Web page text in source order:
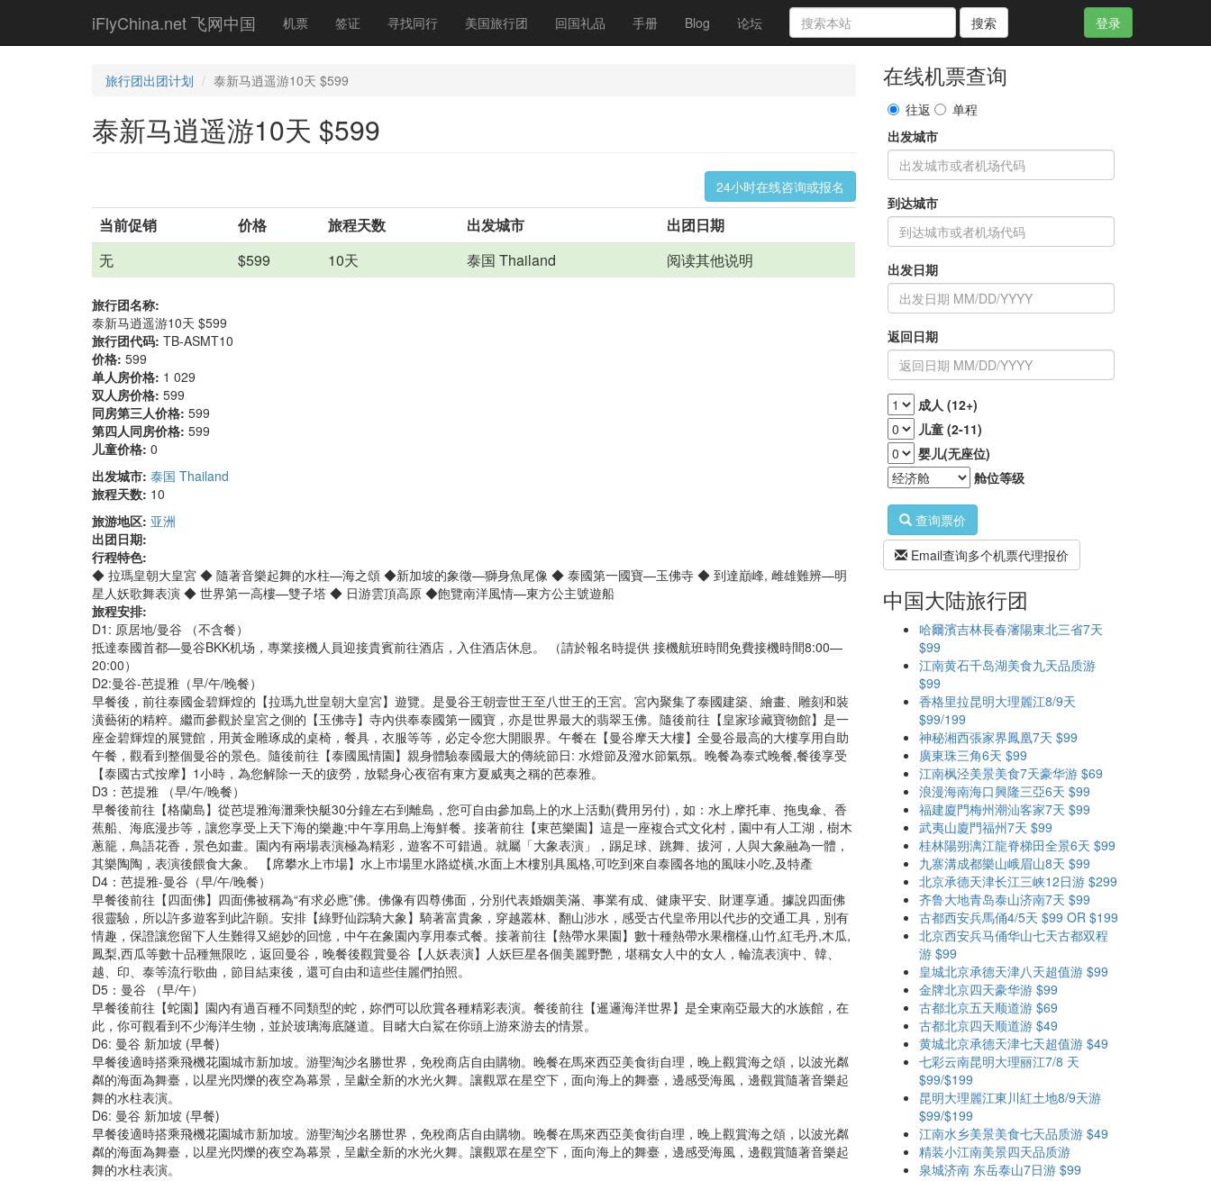
main
iFlyChina.net 飞网中国 机票 签证 寻找同行 美国旅行团 回国礼品 手册 Blog 论坛 搜索 登录
旅行团出团计划 泰新马逍遥游10天 $599
泰新马逍遥游10天 $599
24小时在线咨询或报名
当前促销 价格 旅程天数 出发城市
出团日期
无
$599 10天 泰国 Thailand 阅读其他说明
旅行团名称:
泰新马逍遥游10天 $599
旅行团代码: TB-ASMT10
价格: 599
单人房价格: 1 029
双人房价格: 599
同房第三人价格: 599
第四人同房价格: 599
儿童价格: 0
出发城市: 泰国 Thailand
旅程天数: 10
旅游地区: 亚洲
出团日期:
行程特色:
◆ 拉瑪皇朝大皇宮 ◆ 隨著音樂起舞的水柱—海之頌 ◆新加坡的象徵—獅身魚尾像 ◆ 泰國第一國寶—玉佛寺 ◆ 到達巔峰, 雌雄難辨—明
星人妖歌舞表演 ◆ 世界第一高樓—雙子塔 ◆ 日游雲頂高原 ◆飽覽南洋風情—東方公主號遊船
旅程安排:
D1: 原居地/曼谷 （不含餐）
抵達泰國首都—曼谷BKK机场，專業接機人員迎接貴賓前往酒店，入住酒店休息。 （請於報名時提供 接機航班時間免費接機時間8:00—
20:00）
D2:曼谷-芭提雅（早/午/晚餐）
早餐後，前往泰國金碧輝煌的【拉瑪九世皇朝大皇宮】遊覽。是曼谷王朝壹世王至八世王的王宮。宮內聚集了泰國建築、繪畫、雕刻和裝
潢藝術的精粹。繼而參觀於皇宮之側的【玉佛寺】寺內供奉泰國第一國寶，亦是世界最大的翡翠玉佛。隨後前往【皇家珍藏寶物館】是一
座金碧輝煌的展覽館，用黃金雕琢成的桌椅，餐具，衣服等等，必定令您大開眼界。午餐在【曼谷摩天大樓】全曼谷最高的大樓享用自助
午餐，觀看到整個曼谷的景色。隨後前往【泰國風情園】親身體驗泰國最大的傳統節日: 水燈節及潑水節氣氛。晚餐為泰式晚餐,餐後享受
【泰國古式按摩】1小時，為您解除一天的疲勞，放鬆身心夜宿有東方夏威夷之稱的芭泰雅。
D3：芭提雅 （早/午/晚餐）
早餐後前往【格蘭島】從芭堤雅海灘乘快艇30分鐘左右到離島，您可自由參加島上的水上活動(費用另付)，如：水上摩托車、拖曳傘、香
蕉船、海底漫步等，讓您享受上天下海的樂趣;中午享用島上海鮮餐。接著前往【東芭樂園】這是一座複合式文化村，園中有人工湖，樹木
蔥籠，鳥語花香，景色如畫。園內有兩場表演極為精彩，遊客不可錯過。就屬「大象表演」，踢足球、跳舞、拔河，人與大象融為一體，
其樂陶陶，表演後餵食大象。 【席攀水上巿場】水上巿場里水路緃橫,水面上木樓別具風格,可吃到來自泰國各地的風味小吃,及特產
D4：芭提雅-曼谷（早/午/晚餐）
早餐後前往【四面佛】四面佛被稱為“有求必應”佛。佛像有四尊佛面，分別代表婚姻美滿、事業有成、健康平安、財運享通。據說四面佛
很靈驗，所以許多遊客到此許願。安排【綠野仙踪騎大象】騎著富貴象，穿越叢林、翻山涉水，感受古代皇帝用以代步的交通工具，別有
情趣，保證讓您留下人生難得又絕妙的回憶，中午在象園內享用泰式餐。接著前往【熱帶水果園】數十種熱帶水果榴櫣,山竹,紅毛丹,木瓜,
鳳梨,西瓜等數十品種無限吃，返回曼谷，晚餐後觀賞曼谷【人妖表演】人妖巨星各個美麗野艷，堪稱女人中的女人，輪流表演中、韓、
越、印、泰等流行歌曲，節目結束後，還可自由和這些佳麗們拍照。
D5：曼谷 （早/午）
早餐後前往【蛇園】園內有過百種不同類型的蛇，妳們可以欣賞各種精彩表演。餐後前往【暹邏海洋世界】是全東南亞最大的水族館，在
此，你可觀看到不少海洋生物，並於玻璃海底隧道。目睹大白鯊在你頭上游來游去的情景。
D6: 曼谷 新加坡 (早餐)
早餐後適時搭乘飛機花園城市新加坡。游聖淘沙名勝世界，免稅商店自由購物。晚餐在馬來西亞美食街自理，晚上觀賞海之頌，以波光粼
粼的海面為舞臺，以星光閃爍的夜空為幕景，呈獻全新的水光火舞。讓觀眾在星空下，面向海上的舞臺，邊感受海風，邊觀賞隨著音樂起
舞的水柱表演。
D6: 曼谷 新加坡 (早餐)
早餐後適時搭乘飛機花園城市新加坡。游聖淘沙名勝世界，免稅商店自由購物。晚餐在馬來西亞美食街自理，晚上觀賞海之頌，以波光粼
粼的海面為舞臺，以星光閃爍的夜空為幕景，呈獻全新的水光火舞。讓觀眾在星空下，面向海上的舞臺，邊感受海風，邊觀賞隨著音樂起
舞的水柱表演。
在线机票查询
往返
单程
出发城市
到达城市
出发日期
返回日期
成人 (12+)
儿童 (2-11)
婴儿(无座位)
舱位等级
查询票价
Email查询多个机票代理报价
中国大陆旅行团
哈爾濱吉林長春瀋陽東北三省7天
$99
江南黄石千岛湖美食九天品质游
$99
香格里拉昆明大理麗江8/9天
$99/199
神秘湘西張家界鳳凰7天 $99
廣東珠三角6天 $99
江南枫泾美景美食7天豪华游 $69
浪漫海南海口興隆三亞6天 $99
福建廈門梅州潮汕客家7天 $99
武夷山廈門福州7天 $99
桂林陽朔漓江龍脊梯田全景6天 $99
九寨溝成都樂山峨眉山8天 $99
北京承德天津长江三峡12日游 $299
齐鲁大地青岛泰山济南7天 $99
古都西安兵馬俑4/5天 $99 OR $199
北京西安兵马俑华山七天古都双程
游 $99
皇城北京承德天津八天超值游 $99
金牌北京四天豪华游 $99
古都北京五天顺道游 $69
古都北京四天顺道游 $49
黄城北京承德天津七天超值游 $49
七彩云南昆明大理丽江7/8 天
$99/$199
昆明大理麗江東川紅土地8/9天游
$99/$199
江南水乡美景美食七天品质游 $49
精装小江南美景四天品质游
泉城济南 东岳泰山7日游 $99